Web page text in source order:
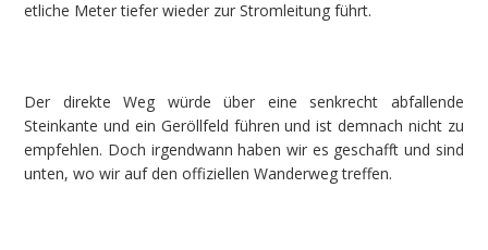
etliche Meter tiefer wieder zur Stromleitung führt.
Der direkte Weg würde über eine senkrecht abfallende
Steinkante und ein Geröllfeld führen und ist demnach nicht zu
empfehlen. Doch irgendwann haben wir es geschafft und sind
unten, wo wir auf den offiziellen Wanderweg treffen.